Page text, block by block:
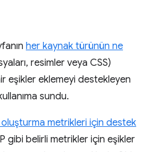
her kaynak türünün ne
resimler veya CSS)
eşikler eklemeyi destekleyen
sundu.
metrikleri için destek
gibi belirli metrikler için eşikler